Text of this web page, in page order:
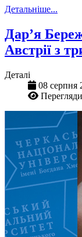
Детальніше...
Дар’я
Австрії з
Деталі
08 серпня